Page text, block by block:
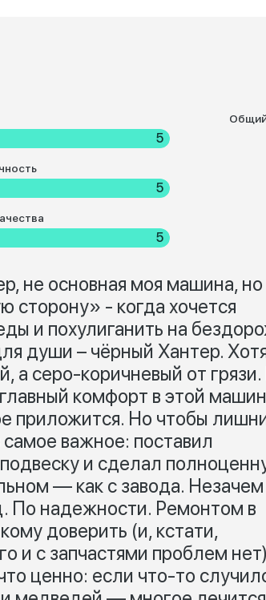
5
5
5
не основная моя машина, но
сторону» - когда хочется
и похулиганить на
души – чёрный Хантер.
а серо-коричневый от
комфорт в этой
приложится. Но чтобы
самое важное: поставил
и сделал
— как с завода. Незачем
По надежности. Ремонтом в
доверить (и, кстати,
и с запчастями проблем
ценно: если что-то